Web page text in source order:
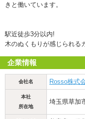
きと働いています。
駅近徒歩3分以内!
木のぬくもりが感じられる
企業情報
会社名 Rosso株式
本社
所在地
埼玉県草加